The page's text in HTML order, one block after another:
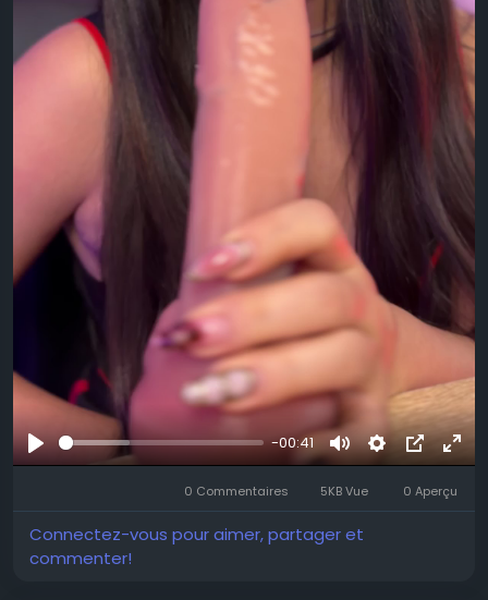
Se
-00:41
MuetSettings
Image
dans
Plein
0 Commentaires 5KB Vue 0 Aperçu
Connectez-vous pour aimer, partager et
commenter!